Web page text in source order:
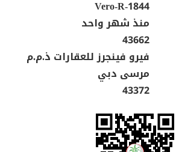
Vero-R-1844
منذ شهر واحد
43662
فيرو فينجرز للعقارات ذ.م.م
مرسى دبي
43372